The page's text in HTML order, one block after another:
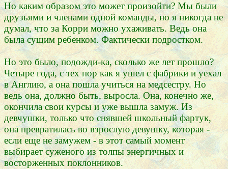
Но каким образом это может произойти? Мы были
друзьями и членами одной команды, но я никогда не
думал, что за Корри можно ухаживать. Ведь она
была сущим ребенком. Фактически подростком.
Но это было, подожди-ка, сколько же лет прошло?
Четыре года, с тех пор как я ушел с фабрики и уехал
в Англию, а она пошла учиться на медсестру. Но
ведь она, должно быть, выросла. Она, конечно же,
окончила свои курсы и уже вышла замуж. Из
девчушки, только что снявшей школьный фартук,
она превратилась во взрослую девушку, которая -
если еще не замужем - в этот самый момент
выбирает суженого из толпы энергичных и
восторженных поклонников.